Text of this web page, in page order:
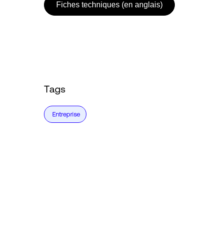
Fiches techniques (en anglais)
Tags
Entreprise